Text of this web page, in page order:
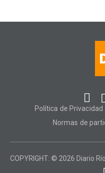
Política de Privacidad
Normas de
COPYRIGHT: © 2026 Diario